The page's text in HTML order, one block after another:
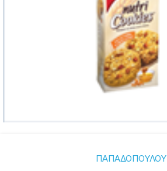
ΠΑΠΑΔΟΠΟΥΛΟΥ